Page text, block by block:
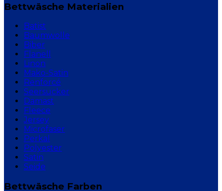
Bettwäsche Materialien
Batist
Baumwolle
Biber
Flanell
Linon
Mako-Satin
Renforcé
Seersucker
Damast
Fleece
Jersey
Microfaser
Perkal
Polyester
Satin
Seide
Bettwäsche Farben